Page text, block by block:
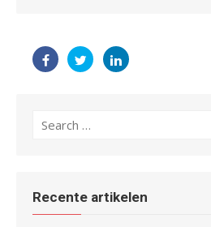
for:
Recente artikelen